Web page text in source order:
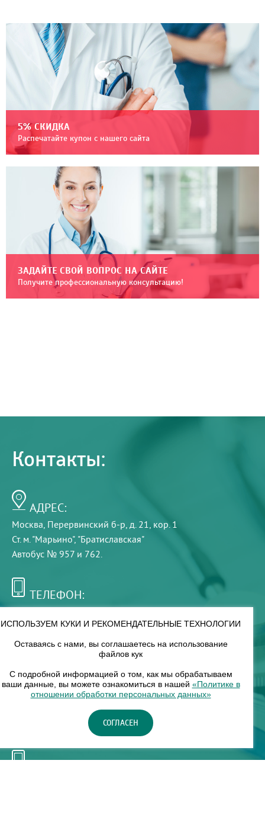
5% СКИДКА
Распечатайте купон с нашего сайта
ЗАДАЙТЕ СВОЙ ВОПРОС НА САЙТЕ
Получите профессиональную консультацию!
Контакты:
АДРЕС:
Москва, Перервинский б-р, д. 21, кор. 1
Ст. м. "Марьино", "Братиславская"
Автобус № 957 и 762.
ТЕЛЕФОН:
РЕЖИМ РАБОТЫ:
8 — 18
НАШ ФИЛИАЛ:
Москва, м. Нагорное, Нагорный б-р, д. 19, кор. 1
ИСПОЛЬЗУЕМ КУКИ И РЕКОМЕНДАТЕЛЬНЫЕ ТЕХНОЛОГИИ
Оставаясь с нами, вы соглашаетесь на использование
файлов кук
С подробной информацией о том, как мы обрабатываем
ваши данные, вы можете ознакомиться в нашей «Политике в
отношении обработки персональных данных»
СОГЛАСЕН